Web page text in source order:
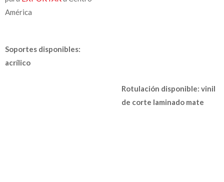
América
Soportes disponibles:
acrílico
Rotulación disponible: vinil
de corte laminado mate